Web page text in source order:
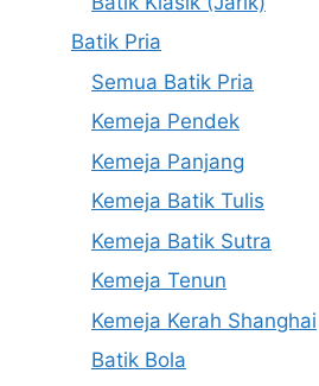
Batik Pria
Semua Batik Pria
Kemeja Pendek
Kemeja Panjang
Kemeja Batik Tulis
Kemeja Batik Sutra
Kemeja Tenun
Kemeja Kerah Shanghai
Batik Bola